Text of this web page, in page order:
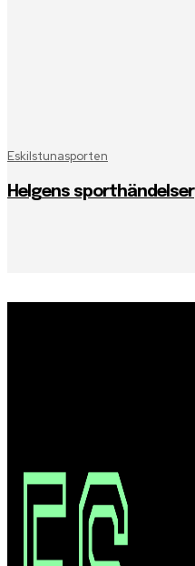
Eskilstunasporten
Helgens sporthändelser